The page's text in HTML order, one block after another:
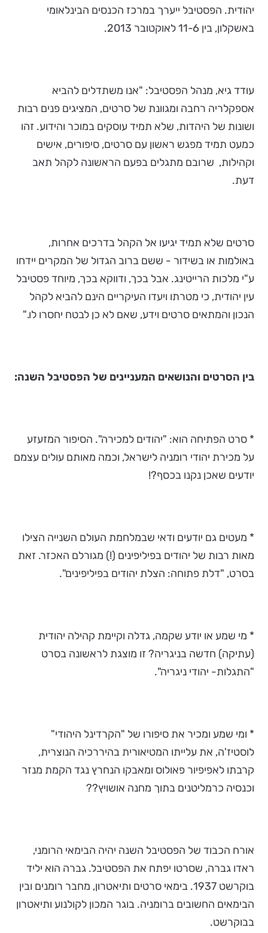
יהודית. הפסטיבל ייערך במרכז הכנסים הבינלאומי
באשקלון, בין 11-6 לאוקטובר 2013.
עודד גיא, מנהל הפסטיבל: "אנו משתדלים להביא
אספקלריה רחבה ומגוונת של סרטים, המציגים פנים רבות
ושונות של היהדות, שלא תמיד עוסקים במוכר והידוע. זהו
כמעט תמיד מפגש ראשון עם סרטים, סיפורים, אישים
וקהילות, שרובם מתגלים בפעם הראשונה לקהל תאב
דעת.
סרטים שלא תמיד יגיעו אל הקהל בדרכים אחרות,
באולמות או בשידור - ששם ברוב הגדול של המקרים יידחו
ע"י מלכות הרייטינג. אבל בכך, ודווקא בכך, מיוחד פסטיבל
עין יהודית, כי מטרתו ויעדו העיקריים הינם להביא לקהל
הנכון והמתאים סרטים וידע, שאם לא כן לבטח יחסרו לו."
בין הסרטים והנושאים המעניינים של הפסטיבל השנה:
* סרט הפתיחה הוא: "יהודים למכירה". הסיפור המזעזע
על מכירת יהודי רומניה לישראל, וכמה מאותם עולים עצמם
יודעים שאכן נקנו בכסף?!
* מעטים גם יודעים ודאי שבמלחמת העולם השנייה הצילו
מאות רבות של יהודים בפיליפינים (!) מגורלם האכזר. זאת
בסרט, "דלת פתוחה: הצלת יהודים בפיליפינים".
* מי שמע או יודע שקמה, גדלה וקיימת קהילה יהודית
(עתיקה) חדשה בניגריה? זו מוצגת לראשונה בסרט
"התגלות- יהודי ניגריה".
* ומי שמע ומכיר את סיפורו של "הקרדינל היהודי"
לוסטיז'ה, את עלייתו המטיאורית בהיררכיה הנוצרית,
קרבתו לאפיפיור פאולוס ומאבקו הנחרץ נגד הקמת מנזר
וכנסיה כרמליטנים בתוך מחנה אושויץ??
אורח הכבוד של הפסטיבל השנה יהיה הבימאי הרומני,
ראדו גברה, שסרטו יפתח את הפסטיבל. גברה הוא יליד
בוקרשט 1937. בימאי סרטים ותיאטרון, מחבר רומנים ובין
הבימאים החשובים ברומניה. בוגר המכון לקולנוע ותיאטרון
בבוקרשט.